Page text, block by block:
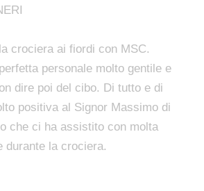
crociera ai fiordi con MSC.
personale molto gentile e
dire poi del cibo. Di tutto e di
positiva al Signor Massimo di
che ci ha assistito con molta
durante la crociera.